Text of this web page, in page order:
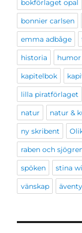
bokförlaget opal
bonnier carlsen
emma adbåge
historia humor
kapitelbok
lilla piratförlaget
natur natur &
ny skribent
raben och
spöken stina
vänskap